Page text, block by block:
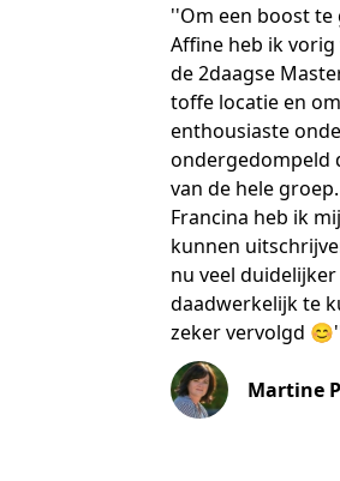
''Om een boost
Affine heb ik
de 2daagse
toffe locatie en
enthousiaste
ondergedompeld
van de hele
Francina heb ik
kunnen
nu veel
daadwerkelijk te
zeker vervolgd
Martine